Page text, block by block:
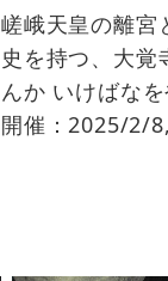
嵯峨天皇の離宮
史を持つ、大覚
んか いけばな
開催：2025/2/